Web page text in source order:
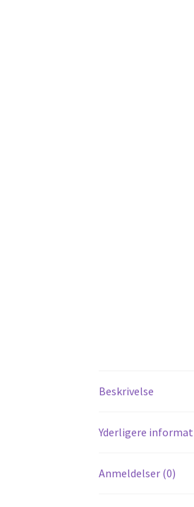
Beskrivelse
Yderligere
Anmeldelser (0)